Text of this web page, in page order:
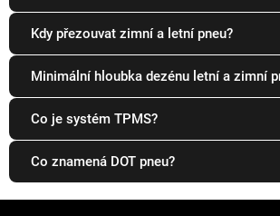
Kdy přezouvat zimní a letní pneu?
Minimální hloubka dezénu letní a zimní
Co je systém TPMS?
Co znamená DOT pneu?